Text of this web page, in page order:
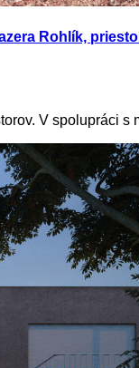
Rohlík,
V spolupráci s